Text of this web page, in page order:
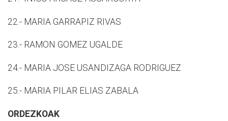
22.- MARIA GARRAPIZ RIVAS
23.- RAMON GOMEZ UGALDE
24.- MARIA JOSE USANDIZAGA RODRIGUEZ
25.- MARIA PILAR ELIAS ZABALA
ORDEZKOAK